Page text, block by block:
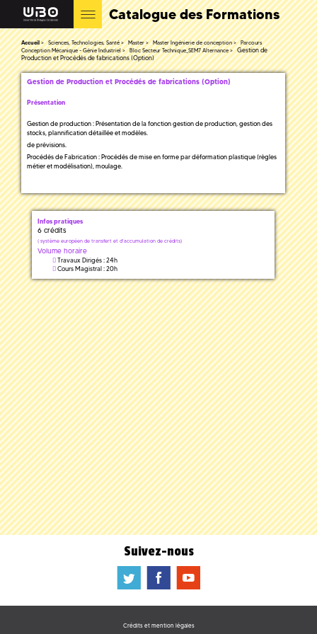
Catalogue des Formations
Accueil Sciences, Technologies, Santé Master Master Ingénierie de conception
Parcours
Conception Mécanique - Génie Industriel
Bloc Secteur Technique_SEM7 Alternance
Gestion de
Production et Procédés de fabrications (Option)
Gestion de Production et Procédés de fabrications (Option)
Présentation
Gestion de production : Présentation de la fonction gestion de production, gestion des
stocks, plannification détaillée et modèles.
de prévisions.
Procédés de Fabrication : Procédés de mise en forme par déformation plastique (règles
métier et modélisation), moulage.
Infos pratiques
6 crédits
( système européen de transfert et d'accumulation de crédits)
Volume horaire
Travaux Dirigés : 24h
Cours Magistral : 20h
Suivez-nous
a b f
Crédits et mention légales